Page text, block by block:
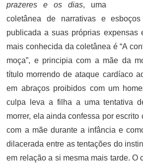
prazeres e os dias, uma
coletânea de narrativas e
publicada a suas próprias expensas
mais conhecida da coletânea é “A
moça”, e principia com a mãe da
título morrendo de ataque cardíaco
em abraços proibidos com um
culpa leva a filha a uma tentativa
morrer, ela ainda confessa por escrito
com a mãe durante a infância e
dilacerada entre as tentações do
em relação a si mesma mais tarde. O